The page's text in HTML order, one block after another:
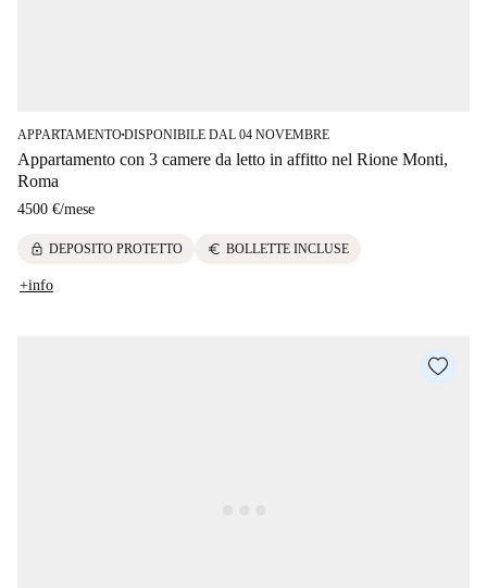
APPARTAMENTO■DISPONIBILE DAL 04 NOVEMBRE
Appartamento con 3 camere da letto in affitto nel Rione Monti,
Roma
4500 €/mese
lock DEPOSITO PROTETTO euro BOLLETTE INCLUSE
+info